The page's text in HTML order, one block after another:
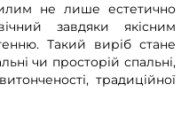
не лише естетично
завдяки якісним
Такий виріб стане
чи просторій спальні,
традиційної